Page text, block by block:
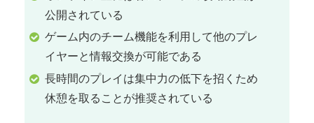
公開されている
ゲーム内のチーム機能を利用して他のプレ
イヤーと情報交換が可能である
長時間のプレイは集中力の低下を招くため
休憩を取ることが推奨されている